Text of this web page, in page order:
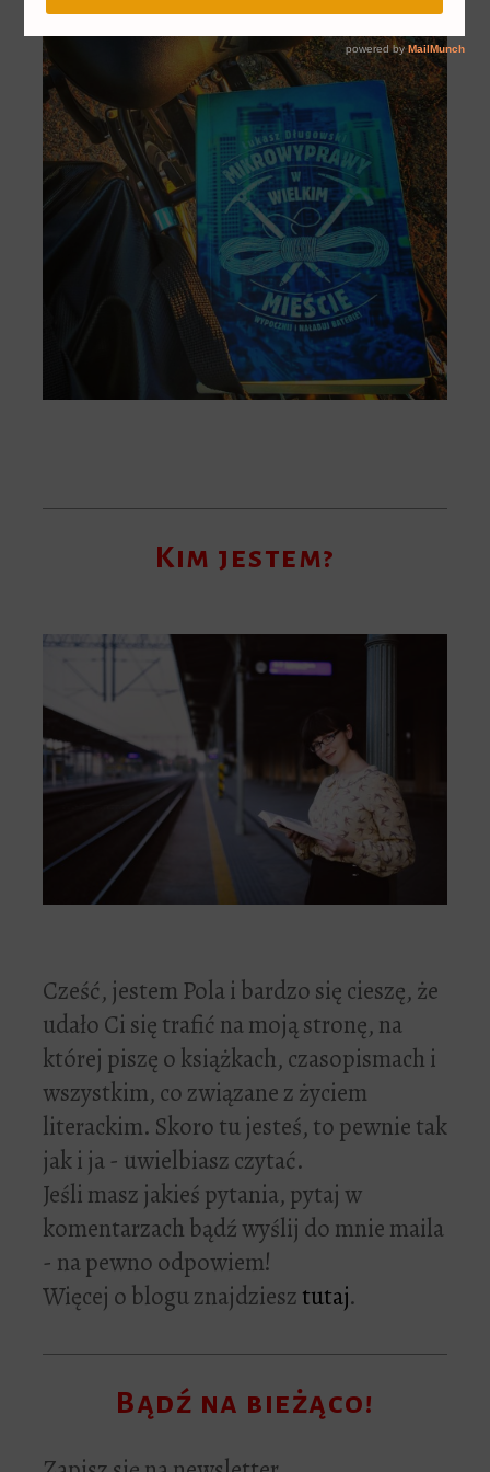
Kim jestem?
Cześć, jestem Pola i bardzo się cieszę, że
udało Ci się trafić na moją stronę, na
której piszę o książkach, czasopismach i
wszystkim, co związane z życiem
literackim. Skoro tu jesteś, to pewnie tak
jak i ja - uwielbiasz czytać.
Jeśli masz jakieś pytania, pytaj w
komentarzach bądź wyślij do mnie maila
- na pewno odpowiem!
Więcej o blogu znajdziesztutaj.
Bądź na bieżąco!